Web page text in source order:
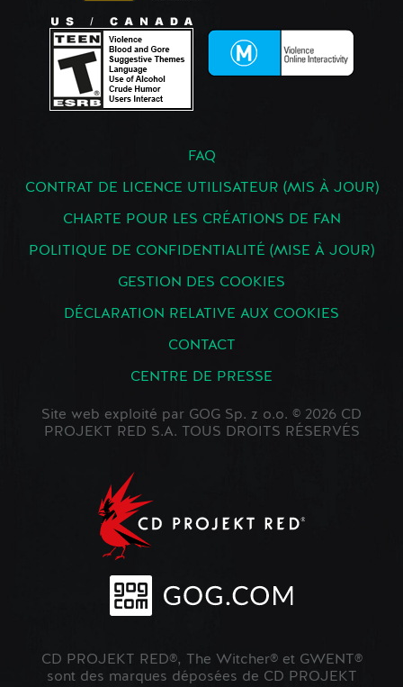
FAQ
CONTRAT DE LICENCE UTILISATEUR (MIS À JOUR)
CHARTE POUR LES CRÉATIONS DE FAN
POLITIQUE DE CONFIDENTIALITÉ (MISE À JOUR)
GESTION DES COOKIES
DÉCLARATION RELATIVE AUX COOKIES
CONTACT
CENTRE DE PRESSE
Site web exploité par GOG Sp. z o.o. © 2026 CD
PROJEKT RED S.A. TOUS DROITS RÉSERVÉS
CD PROJEKT RED®, The Witcher® et GWENT®
sont des marques déposées de CD PROJEKT